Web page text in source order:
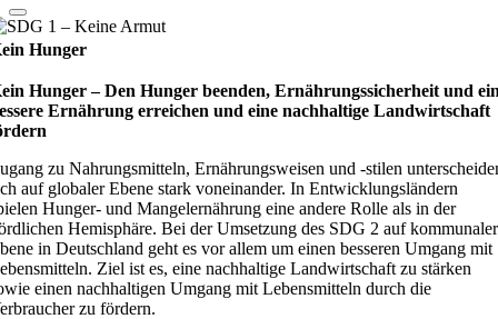
Hunger
Hunger – Den Hunger beenden, Ernährungssicherheit und
Ernährung erreichen und eine nachhaltige Landwirtschaft
zu Nahrungsmitteln, Ernährungsweisen und -stilen
auf globaler Ebene stark voneinander. In Entwicklungsländern
Hunger- und Mangelernährung eine andere Rolle als in der
Hemisphäre. Bei der Umsetzung des SDG 2 auf kommunaler
in Deutschland geht es vor allem um einen besseren Umgang mit
Ziel ist es, eine nachhaltige Landwirtschaft zu stärken
einen nachhaltigen Umgang mit Lebensmitteln durch die
zu fördern.